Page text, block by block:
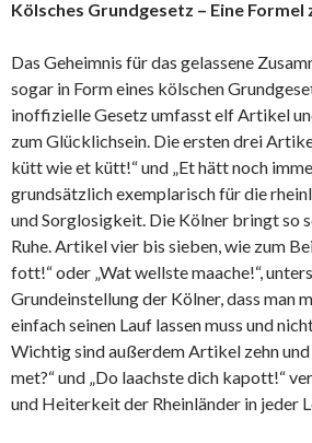
Kölsches Grundgesetz – Eine Formel
Das Geheimnis für das gelassene
sogar in Form eines kölschen
inoffizielle Gesetz umfasst elf Artikel
zum Glücklichsein. Die ersten drei
kütt wie et kütt!“ und „Et hätt noch
grundsätzlich exemplarisch für die
und Sorglosigkeit. Die Kölner bringt so
Ruhe. Artikel vier bis sieben, wie zum
fott!“ oder „Wat wellste maache!“,
Grundeinstellung der Kölner, dass man
einfach seinen Lauf lassen muss und
Wichtig sind außerdem Artikel zehn
met?“ und „Do laachste dich kapott!“
und Heiterkeit der Rheinländer in jeder